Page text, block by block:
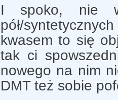
I spoko, nie
pół/
kwasem to się
tak ci
nowego na nim
DMT też sobie